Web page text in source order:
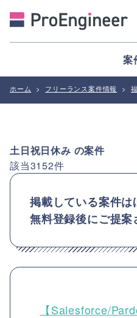
案
ホーム > フリーランス案件情報 >
土日祝日休み の案件
該当3152件
掲載している案件は
無料登録後にご提案
【Salesforce/